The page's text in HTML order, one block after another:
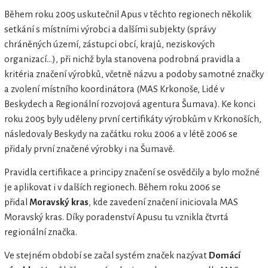
Během roku 2005 uskutečnil Apus v těchto regionech několik
setkání s místními výrobci a dalšími subjekty (správy
chráněných území, zástupci obcí, krajů, neziskových
organizací…), při nichž byla stanovena podrobná pravidla a
kritéria značení výrobků, včetně názvu a podoby samotné značky
a zvolení místního koordinátora (MAS Krkonoše, Lidé v
Beskydech a Regionální rozvojová agentura Šumava). Ke konci
roku 2005 byly uděleny první certifikáty výrobkům v Krkonoších,
následovaly Beskydy na začátku roku 2006 a v létě 2006 se
přidaly první značené výrobky i na Šumavě.
Pravidla certifikace a principy značení se osvědčily a bylo možné
je aplikovat i v dalších regionech. Během roku 2006 se
přidal Moravský kras, kde zavedení značení iniciovala MAS
Moravský kras. Díky poradenství Apusu tu vznikla čtvrtá
regionální značka.
Ve stejném období se začal systém značek nazývat Domácí